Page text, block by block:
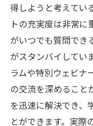
げよう
リンパセラ
通信講座で
資格を活
独立開業を
通信講座で
資格取得が
得しようと考えてい
トの充実度は非常に
がいつでも質問でき
がスタンバイしてい
ラムや特別ウェビナ
の交流を深めること
を迅速に解決でき、
とができます。実際